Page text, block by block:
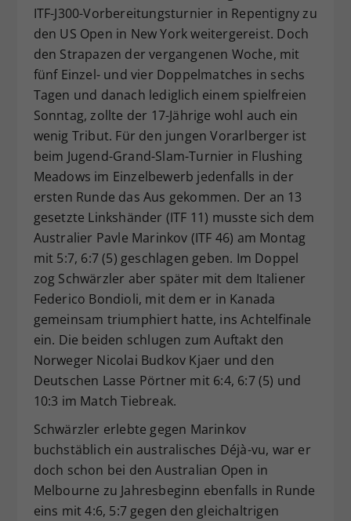
ITF-J300-Vorbereitungsturnier in Repentigny zu
den US Open in New York weitergereist. Doch
den Strapazen der vergangenen Woche, mit
fünf Einzel- und vier Doppelmatches in sechs
Tagen und danach lediglich einem spielfreien
Sonntag, zollte der 17-Jährige wohl auch ein
wenig Tribut. Für den jungen Vorarlberger ist
beim Jugend-Grand-Slam-Turnier in Flushing
Meadows im Einzelbewerb jedenfalls in der
ersten Runde das Aus gekommen. Der an 13
gesetzte Linkshänder (ITF 11) musste sich dem
Australier Pavle Marinkov (ITF 46) am Montag
mit 5:7, 6:7 (5) geschlagen geben. Im Doppel
zog Schwärzler aber später mit dem Italiener
Federico Bondioli, mit dem er in Kanada
gemeinsam triumphiert hatte, ins Achtelfinale
ein. Die beiden schlugen zum Auftakt den
Norweger Nicolai Budkov Kjaer und den
Deutschen Lasse Pörtner mit 6:4, 6:7 (5) und
10:3 im Match Tiebreak.
Schwärzler erlebte gegen Marinkov
buchstäblich ein australisches Déjà-vu, war er
doch schon bei den Australian Open in
Melbourne zu Jahresbeginn ebenfalls in Runde
eins mit 4:6, 5:7 gegen den gleichaltrigen
Zweck
Dieser Wert speichert Ihre Consent-
Einstellungen. Unter anderem eine
zufällig generierte ID, für die
historische Speicherung Ihrer
vorgenommen Einstellungen, falls der
Webseiten-Betreiber dies eingestellt
hat.